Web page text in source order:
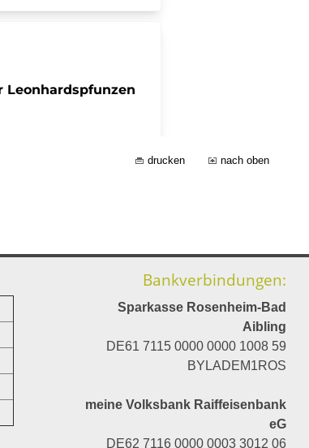
drucken nach oben
Bankverbindungen:
Sparkasse Rosenheim-Bad
Aibling
DE61 7115 0000 0000 1008 59
BYLADEM1ROS
meine Volksbank Raiffeisenbank
eG
DE62 7116 0000 0003 3012 06